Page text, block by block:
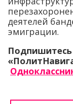
деятелей
эмиграции.
Подпишитесь